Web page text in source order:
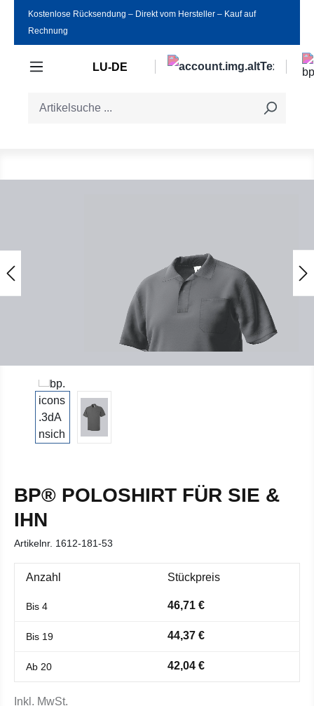
Zum Hauptinhalt springen
Kostenlose Rücksendung ‒ Direkt vom Hersteller ‒ Kauf auf
Rechnung
LU-DE
BP® POLOSHIRT FÜR SIE &
IHN
Artikelnr. 1612-181-53
Anzahl Stückpreis
Bis 4 46,71 €
Bis 19 44,37 €
Ab 20 42,04 €
Inkl. MwSt.